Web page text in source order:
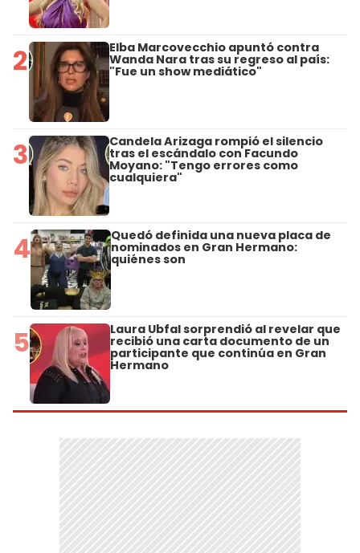
2 Elba Marcovecchio apuntó contra
Wanda Nara tras su regreso al país:
"Fue un show mediático"
3 Candela Arizaga rompió el silencio
tras el escándalo con Facundo
Moyano: "Tengo errores como
cualquiera"
4 Quedó definida una nueva placa de
nominados en Gran Hermano:
quiénes son
5 Laura Ubfal sorprendió al revelar que
recibió una carta documento de un
participante que continúa en Gran
Hermano